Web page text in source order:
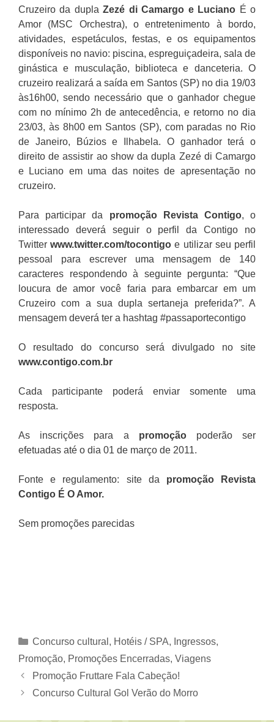
Cruzeiro da duplaZezé di Camargo e Luciano É o
Amor (MSC Orchestra), o entretenimento à bordo,
atividades, espetáculos, festas, e os equipamentos
disponíveis no navio: piscina, espreguiçadeira, sala de
ginástica e musculação, biblioteca e danceteria. O
cruzeiro realizará a saída em Santos (SP) no dia 19/03
às16h00, sendo necessário que o ganhador chegue
com no mínimo 2h de antecedência, e retorno no dia
23/03, às 8h00 em Santos (SP), com paradas no Rio
de Janeiro, Búzios e Ilhabela. O ganhador terá o
direito de assistir ao show da dupla Zezé di Camargo
e Luciano em uma das noites de apresentação no
cruzeiro.
Para participar da promoção Revista Contigo, o
interessado deverá seguir o perfil da Contigo no
Twitterwww.twitter.com/tocontigo e utilizar seu perfil
pessoal para escrever uma mensagem de 140
caracteres respondendo à seguinte pergunta: “Que
loucura de amor você faria para embarcar em um
Cruzeiro com a sua dupla sertaneja preferida?”. A
mensagem deverá ter a hashtag #passaportecontigo
O resultado do concurso será divulgado no site
www.contigo.com.br
Cada participante poderá enviar somente uma
resposta.
As inscrições para a promoçãopoderão ser
efetuadas até o dia 01 de março de 2011.
Fonte e regulamento: site da promoção Revista
Contigo É O Amor.
Sem promoções parecidas
Categorias
Concurso cultural , Hotéis / SPA, Ingressos,
Promoção, Promoções Encerradas, Viagens
Promoção Fruttare Fala Cabeção!
Concurso Cultural Gol Verão do Morro